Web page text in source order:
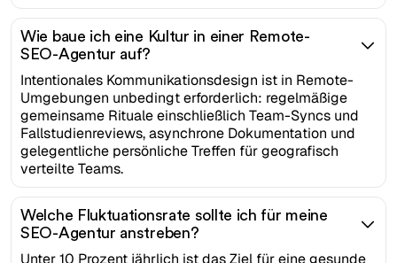
Wie baue ich eine Kultur in einer Remote-
SEO-Agentur auf?
Intentionales Kommunikationsdesign ist in Remote-
Umgebungen unbedingt erforderlich: regelmäßige
gemeinsame Rituale einschließlich Team-Syncs und
Fallstudienreviews, asynchrone Dokumentation und
gelegentliche persönliche Treffen für geografisch
verteilte Teams.
Welche Fluktuationsrate sollte ich für meine
SEO-Agentur anstreben?
Unter 10 Prozent jährlich ist das Ziel für eine gesunde